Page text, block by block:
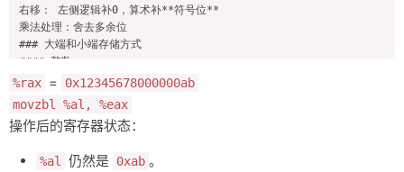
右移： 左侧逻辑补0，算术补**符号位**
乘法处理：舍去多余位
### 大端和小端存储方式
#### 整数
IA32,x86-64 小端
![[Pasted image 20240614034556.png]]
#### 字符没有序问题，0作为终止符
# Machine Programming
%rax =
0x12345678000000ab
movzbl %al, %eax
操作后的寄存器状态：
%al 仍然是 0xab 。